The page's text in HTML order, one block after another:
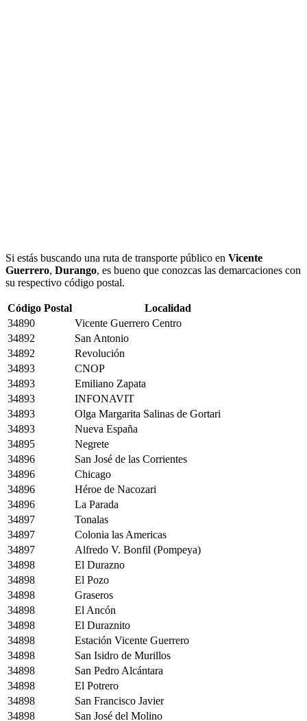
Si estás buscando una ruta de transporte público en Vicente
Guerrero, Durango, es bueno que conozcas las demarcaciones con
su respectivo código postal.
Código Postal
Localidad
34890
Vicente Guerrero Centro
34892
San Antonio
34892
Revolución
34893
CNOP
34893
Emiliano Zapata
34893
INFONAVIT
34893
Olga Margarita Salinas de Gortari
34893
Nueva España
34895
Negrete
34896
San José de las Corrientes
34896
Chicago
34896
Héroe de Nacozari
34896
La Parada
34897
Tonalas
34897
Colonia las Americas
34897
Alfredo V. Bonfil (Pompeya)
34898
El Durazno
34898
El Pozo
34898
Graseros
34898
El Ancón
34898
El Duraznito
34898
Estación Vicente Guerrero
34898
San Isidro de Murillos
34898
San Pedro Alcántara
34898
El Potrero
34898
San Francisco Javier
34898
San José del Molino